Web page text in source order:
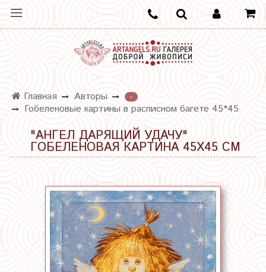
Главная Авторы
-
Гобеленовые картины в расписном багете 45*45
"АНГЕЛ ДАРЯЩИЙ УДАЧУ"
ГОБЕЛЕНОВАЯ КАРТИНА 45Х45 СМ